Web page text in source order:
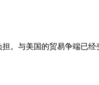
。与美国的贸易争端已